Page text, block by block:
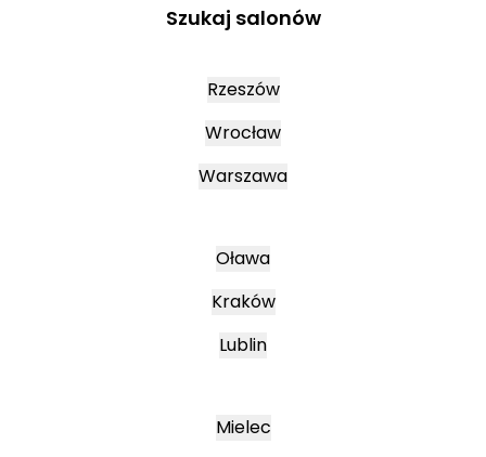
Szukaj salonów
Rzeszów
Wrocław
Warszawa
Oława
Kraków
Lublin
Mielec